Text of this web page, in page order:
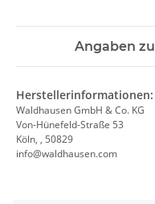
Angaben
Herstellerinformationen:
Waldhausen GmbH & Co. KG
Von-Hünefeld-Straße 53
Köln, , 50829
info@waldhausen.com